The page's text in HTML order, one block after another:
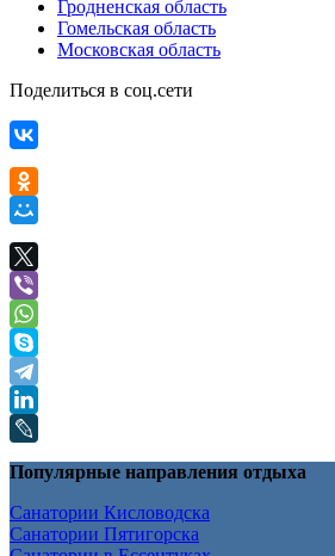
Гродненская область
Гомельская область
Московская область
Поделиться в соц.сети
Популярные направления отдыха
Санатории Кисловодска
Санатории Пятигорска